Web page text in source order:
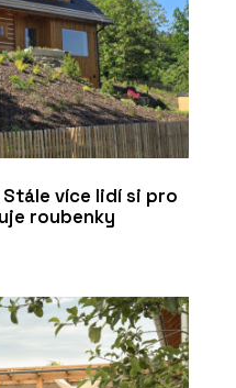
více lidí si pro
roubenky